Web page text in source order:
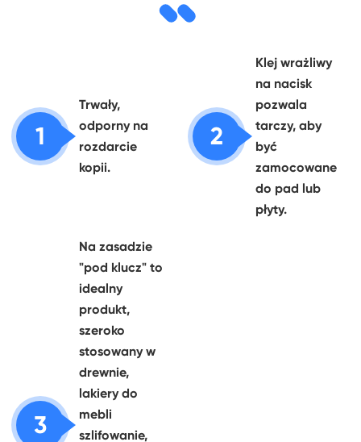
1
Trwały,
odporny na
rozdarcie
kopii.
2
Klej wrażliwy
na nacisk
pozwala
tarczy, aby
być
zamocowane
do pad lub
płyty.
3
Na zasadzie
"pod klucz" to
idealny
produkt,
szeroko
stosowany w
drewnie,
lakiery do
mebli
szlifowanie,